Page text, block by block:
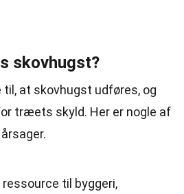
skovhugst?
til, at skovhugst udføres, og
træets skyld. Her er nogle af
til byggeri,